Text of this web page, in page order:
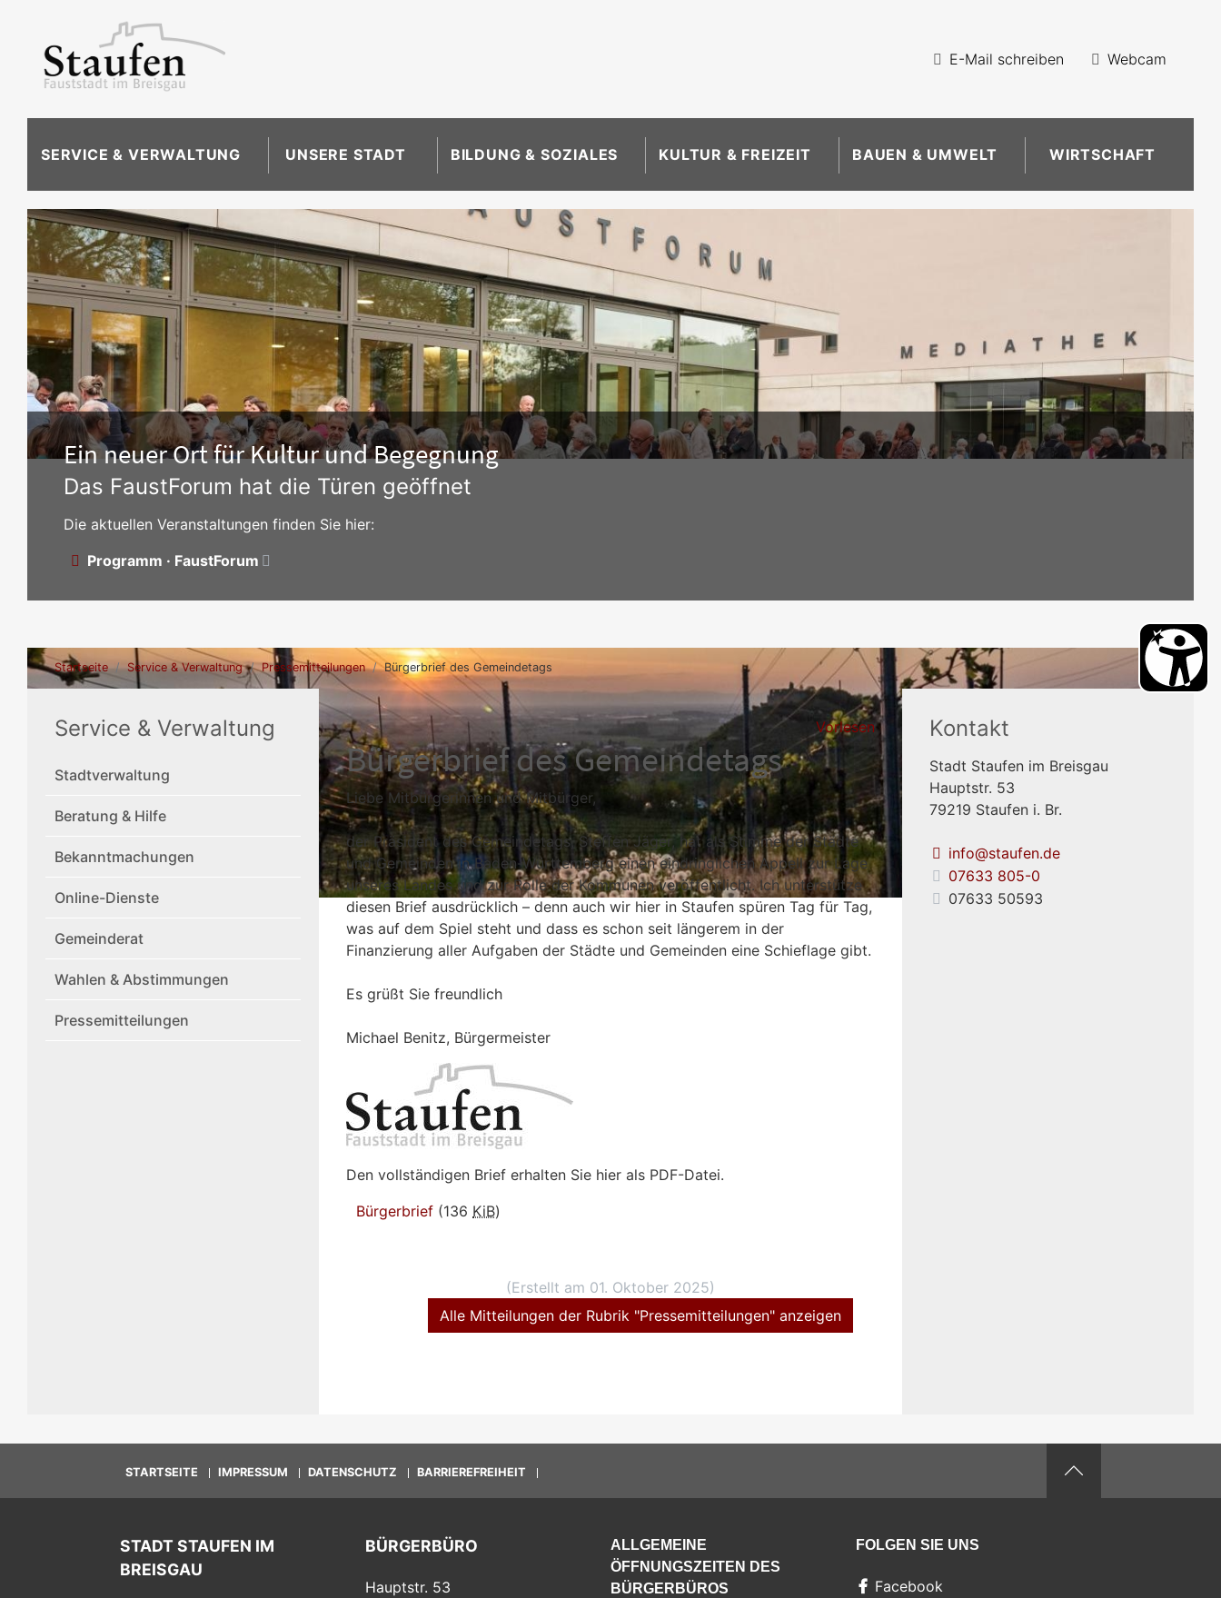
E-Mail schreiben Webcam
SERVICE & VERWALTUNG UNSERE STADT BILDUNG & SOZIALES KULTUR & FREIZEIT BAUEN & UMWELT WIRTSCHAFT
Ein neuer Ort für Kultur und Begegnung
Das FaustForum hat die Türen geöffnet
Die aktuellen Veranstaltungen finden Sie hier:
Programm · FaustForum
Startseite Service & Verwaltung Pressemitteilungen Bürgerbrief des Gemeindetags
Service & Verwaltung
Stadtverwaltung
Beratung & Hilfe
Bekanntmachungen
Online-Dienste
Gemeinderat
Wahlen & Abstimmungen
Pressemitteilungen
Vorlesen
Bürgerbrief des Gemeindetags
Liebe Mitbürgerinnen und Mitbürger,
der Präsident des Gemeindetags, Steffen Jäger, hat als Stimme der Städte
und Gemeinden in Baden-Württemberg einen eindringlichen Appell zur Lage
unseres Landes und zur Rolle der Kommunen veröffentlicht. Ich unterstütze
diesen Brief ausdrücklich – denn auch wir hier in Staufen spüren Tag für Tag,
was auf dem Spiel steht und dass es schon seit längerem in der
Finanzierung aller Aufgaben der Städte und Gemeinden eine Schieflage gibt.
Es grüßt Sie freundlich
Michael Benitz, Bürgermeister
Den vollständigen Brief erhalten Sie hier als PDF-Datei.
Bürgerbrief (136 KiB)
(Erstellt am 01. Oktober 2025)
Alle Mitteilungen der Rubrik "Pressemitteilungen" anzeigen
Kontakt
Stadt Staufen im Breisgau
Hauptstr. 53
79219 Staufen i. Br.
info@staufen.de
07633 805-0
07633 50593
STARTSEITE IMPRESSUM DATENSCHUTZ BARRIEREFREIHEIT
STADT STAUFEN IM
BREISGAU
BÜRGERBÜRO
Hauptstr. 53
ALLGEMEINE
ÖFFNUNGSZEITEN DES
BÜRGERBÜROS
FOLGEN SIE UNS
Facebook